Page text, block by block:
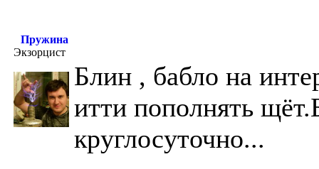
Пружина
Экзорцист
Блин , бабло на
итти пополнять
круглосуточно...